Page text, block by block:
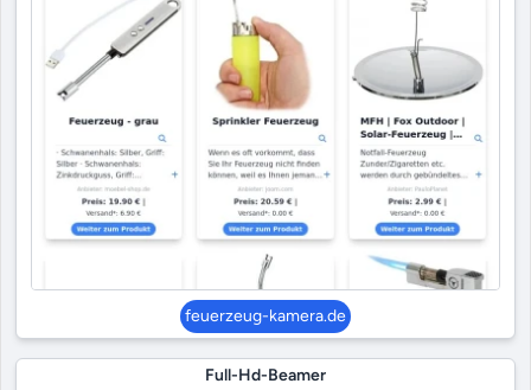
feuerzeug-kamera.de
Full-Hd-Beamer